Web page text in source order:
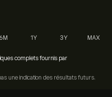
6M 1Y 3Y MAX
complets fournis par
une indication des résultats futurs.